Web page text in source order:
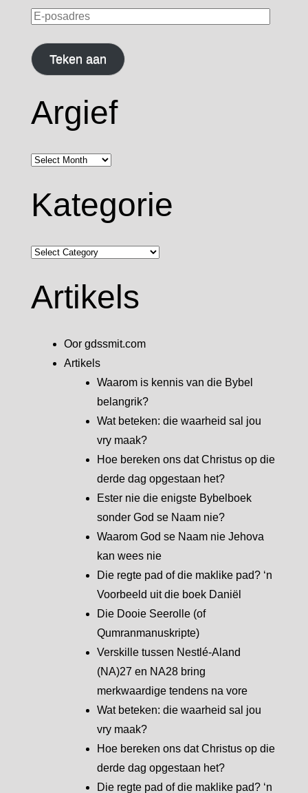
E-
Teken aan
Argief
Argief
Kategorie
Kategorie
Artikels
Oor gdssmit.com
Artikels
Waarom is kennis van die Bybel
belangrik?
Wat beteken: die waarheid sal jou
vry maak?
Hoe bereken ons dat Christus op die
derde dag opgestaan het?
Ester nie die enigste Bybelboek
sonder God se Naam nie?
Waarom God se Naam nie Jehova
kan wees nie
Die regte pad of die maklike pad? ‘n
Voorbeeld uit die boek Daniël
Die Dooie Seerolle (of
Qumranmanuskripte)
Verskille tussen Nestlé-Aland
(NA)27 en NA28 bring
merkwaardige tendens na vore
Wat beteken: die waarheid sal jou
vry maak?
Hoe bereken ons dat Christus op die
derde dag opgestaan het?
Die regte pad of die maklike pad? ‘n